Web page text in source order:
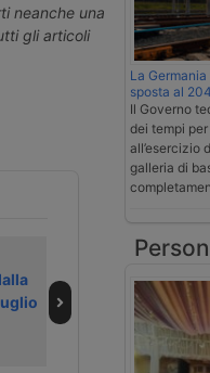
neanche una
gli articoli
Il dazio UE
pacchi
flussi della
logistica
La
sposta al
Il Governo
dei tempi
all’esercizio
galleria di